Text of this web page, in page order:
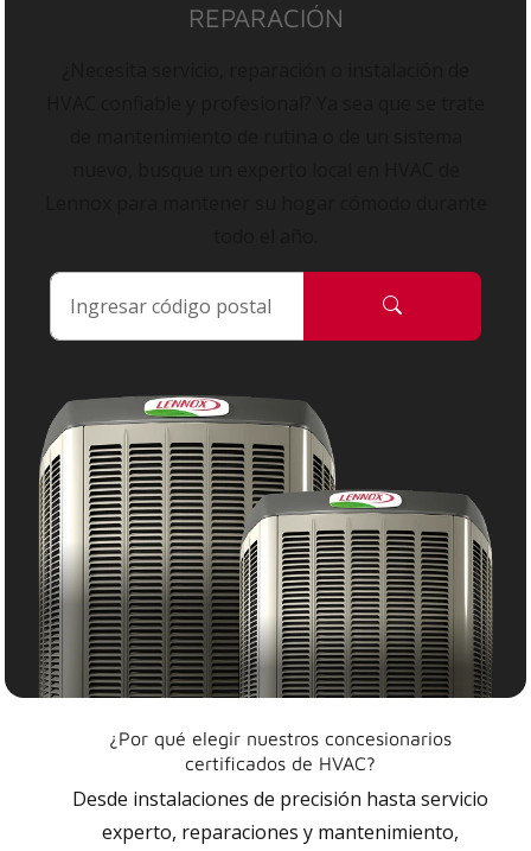
REPARACIÓN
¿Por qué elegir nuestros concesionarios
certificados de HVAC?
Desde instalaciones de precisión hasta servicio
experto, reparaciones y mantenimiento,